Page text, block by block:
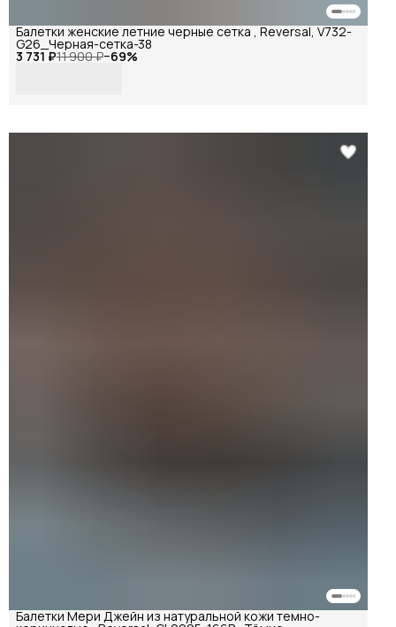
3 731 ₽11 900 ₽−69%
Балетки женские летние черные сетка , Reversal, V732-
G26_Черная-сетка-38
Балетки Мери Джейн из натуральной кожи темно-